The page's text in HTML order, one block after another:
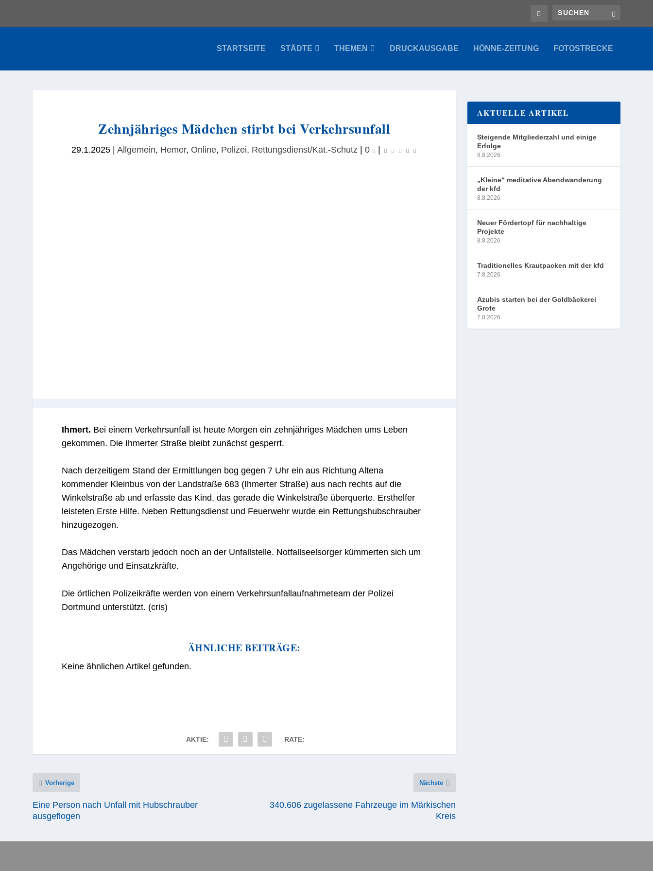
STARTSEITE STÄDTE THEMEN DRUCKAUSGABE HÖNNE-ZEITUNG FOTOSTRECKE
Zehnjähriges Mädchen stirbt bei Verkehrsunfall
29.1.2025 |Allgemein, Hemer, Online, Polizei, Rettungsdienst/Kat.-Schutz |0
Ihmert. Bei einem Verkehrsunfall ist heute Morgen ein zehnjähriges Mädchen ums Leben
gekommen. Die Ihmerter Straße bleibt zunächst gesperrt.
Nach derzeitigem Stand der Ermittlungen bog gegen 7 Uhr ein aus Richtung Altena
kommender Kleinbus von der Landstraße 683 (Ihmerter Straße) aus nach rechts auf die
Winkelstraße ab und erfasste das Kind, das gerade die Winkelstraße überquerte. Ersthelfer
leisteten Erste Hilfe. Neben Rettungsdienst und Feuerwehr wurde ein Rettungshubschrauber
hinzugezogen.
Das Mädchen verstarb jedoch noch an der Unfallstelle. Notfallseelsorger kümmerten sich um
Angehörige und Einsatzkräfte.
Die örtlichen Polizeikräfte werden von einem Verkehrsunfallaufnahmeteam der Polizei
Dortmund unterstützt. (cris)
ÄHNLICHE BEITRÄGE:
Keine ähnlichen Artikel gefunden.
AKTIE: RATE:
Vorherige
Eine Person nach Unfall mit Hubschrauber
ausgeflogen
Nächste
340.606 zugelassene Fahrzeuge im Märkischen
Kreis
AKTUELLE ARTIKEL
Steigende Mitgliederzahl und einige
Erfolge
8.8.2026
„Kleine“ meditative Abendwanderung
der kfd
8.8.2026
Neuer Fördertopf für nachhaltige
Projekte
8.8.2026
Traditionelles Krautpacken mit der kfd
7.8.2026
Azubis starten bei der Goldbäckerei
Grote
7.8.2026